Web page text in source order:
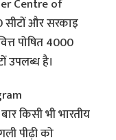
Centre of
और सरकाइ
पोषित 4000
उपलब्ध है।
किसी भी भारतीय
पीढ़ी को